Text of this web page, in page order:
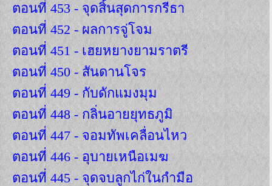
ตอนที่ 453 - จุดสิ้นสุดการกรีธา
ตอนที่ 452 - ผลการจู่โจม
ตอนที่ 451 - เฮยหยางยามราตรี
ตอนที่ 450 - สันดานโจร
ตอนที่ 449 - กับดักแมงมุม
ตอนที่ 448 - กลิ่นอายยุทธภูมิ
ตอนที่ 447 - จอมทัพเคลื่อนไหว
ตอนที่ 446 - อุบายเหนือเมฆ
ตอนที่ 445 - จุดจบลูกไก่ในกำมือ